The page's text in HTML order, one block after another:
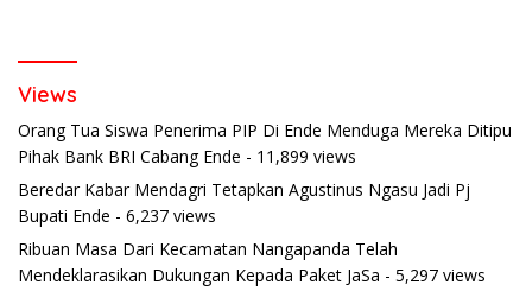
Views
Orang Tua Siswa Penerima PIP Di Ende Menduga Mereka Ditipu
Pihak Bank BRI Cabang Ende - 11,899 views
Beredar Kabar Mendagri Tetapkan Agustinus Ngasu Jadi Pj
Bupati Ende - 6,237 views
Ribuan Masa Dari Kecamatan Nangapanda Telah
Mendeklarasikan Dukungan Kepada Paket JaSa - 5,297 views